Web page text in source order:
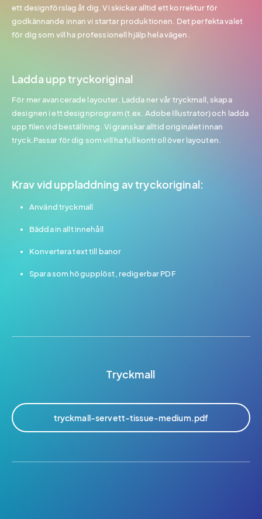
ett designförslag åt dig. Vi skickar alltid ett korrektur för
godkännande innan vi startar produktionen. Det perfekta valet
för dig som vill ha professionell hjälp hela vägen.
Ladda upp tryckoriginal
För mer avancerade layouter. Ladda ner vår tryckmall, skapa
designen i ett designprogram (t.ex. Adobe Illustrator) och ladda
upp filen vid beställning. Vi granskar alltid originalet innan
tryck.Passar för dig som vill ha full kontroll över layouten.
Krav vid uppladdning av tryckoriginal:
Använd tryckmall
Bädda in allt innehåll
Konvertera text till banor
Spara som högupplöst, redigerbar PDF
Tryckmall
tryckmall-servett-tissue-medium.pdf